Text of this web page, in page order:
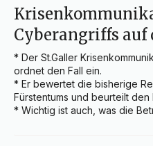
Cyberangriffs auf
* Der St.Galler
ordnet den Fall ein.
* Er bewertet die bisherige
Fürstentums und beurteilt
* Wichtig ist auch, was die